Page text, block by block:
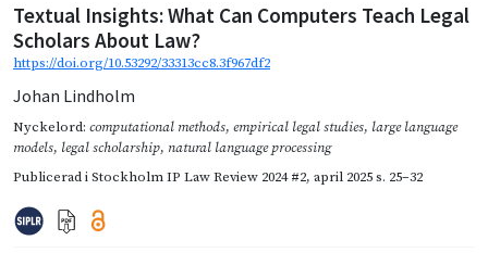
Textual Insights: What Can Computers Teach Legal
Scholars About Law?
https://doi.org/10.53292/33313cc8.3f967df2
Johan Lindholm
Nyckelord: computational methods, empirical legal studies, large language
models, legal scholarship, natural language processing
Publicerad iStockholm IP Law Review 2024 #2, april 2025s. 25–32